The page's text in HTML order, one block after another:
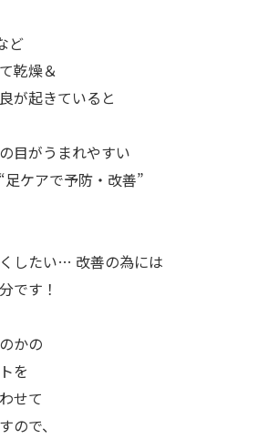
ど
乾燥＆
が起きていると
目がうまれやすい
ケアで予防・改善”
したい… 改善の為には
です！
かの
を
せて
ので、